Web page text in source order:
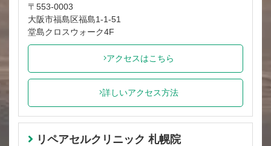
〒553-0003
大阪市福島区福島1-1-51
堂島クロスウォーク4F
アクセスはこちら
詳しいアクセス方法
リペアセルクリニック 札幌院